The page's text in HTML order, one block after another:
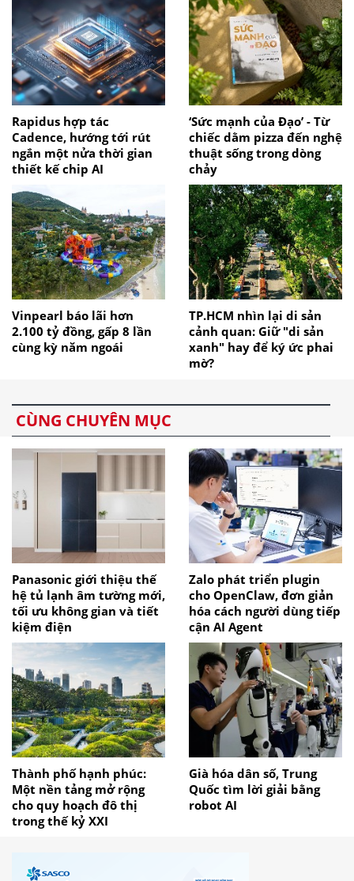
Rapidus hợp tác
Cadence, hướng tới rút
ngắn một nửa thời gian
thiết kế chip AI
‘Sức mạnh của Đạo’ - Từ
chiếc dằm pizza đến nghệ
thuật sống trong dòng
chảy
Vinpearl báo lãi hơn
2.100 tỷ đồng, gấp 8 lần
cùng kỳ năm ngoái
TP.HCM nhìn lại di sản
cảnh quan: Giữ "di sản
xanh" hay để ký ức phai
mờ?
CÙNG CHUYÊN MỤC
Panasonic giới thiệu thế
hệ tủ lạnh âm tường mới,
tối ưu không gian và tiết
kiệm điện
Zalo phát triển plugin
cho OpenClaw, đơn giản
hóa cách người dùng tiếp
cận AI Agent
Thành phố hạnh phúc:
Một nền tảng mở rộng
cho quy hoạch đô thị
trong thế kỷ XXI
Già hóa dân số, Trung
Quốc tìm lời giải bằng
robot AI